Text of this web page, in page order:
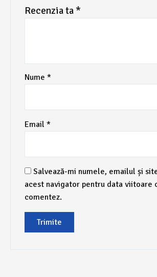
Recenzia ta *
Nume *
Email *
Salvează-mi numele, emailul și
acest navigator pentru data viitoare
comentez.